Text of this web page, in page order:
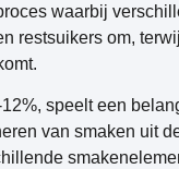
waarbij
restsuikers om,
speelt een
van smaken uit